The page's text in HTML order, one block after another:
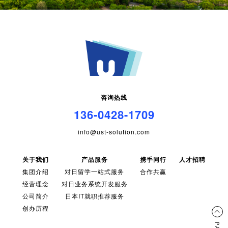
咨询热线
136-0428-1709
info@ust-solution.com
关于我们
集团介绍
经营理念
公司简介
创办历程
产品服务
对日留学一站式服务
对日业务系统开发服务
日本IT就职推荐服务
携手同行
合作共赢
人才招聘